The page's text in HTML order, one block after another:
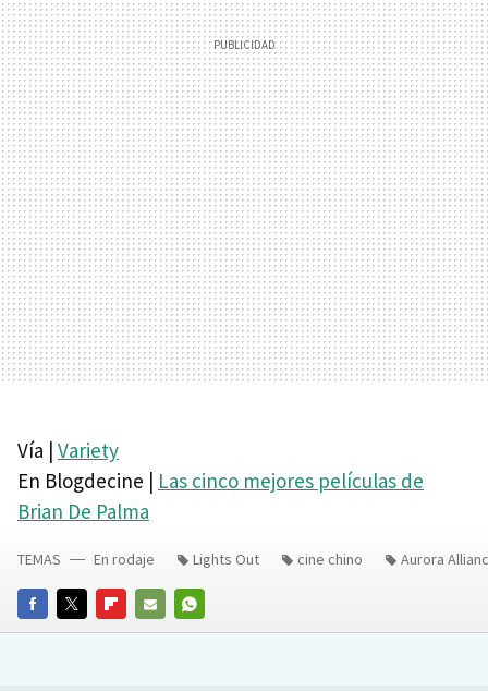
Vía | Variety
En Blogdecine | Las cinco mejores películas de
Brian De Palma
FACEBOOKTWITTERFLIPBOARD
E-
WHATSAPP
TEMAS En rodaje Lights Out cine chino Aurora